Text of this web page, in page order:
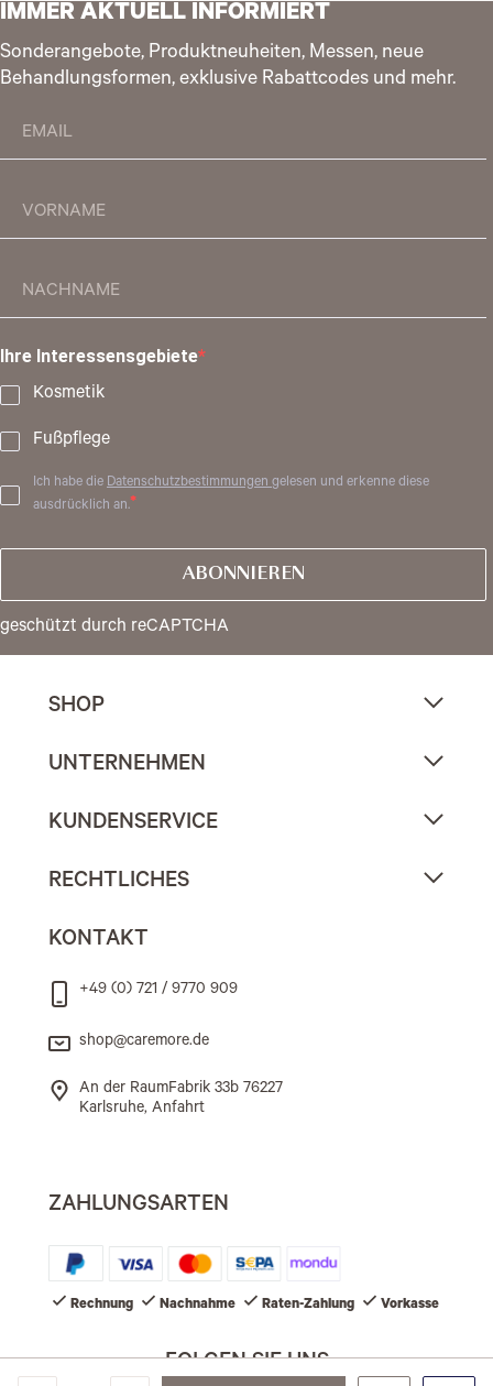
IMMER AKTUELL INFORMIERT
Sonderangebote, Produktneuheiten, Messen, neue
Behandlungsformen, exklusive Rabattcodes und mehr.
Ihre Interessensgebiete
Kosmetik
Fußpflege
Ich habe die Datenschutzbestimmungengelesen und erkenne diese
ausdrücklich an.
ABONNIEREN
geschützt durch reCAPTCHA
SHOP
UNTERNEHMEN
KUNDENSERVICE
RECHTLICHES
KONTAKT
+49 (0) 721 / 9770 909
shop@caremore.de
An der RaumFabrik 33b 76227
Karlsruhe, Anfahrt
ZAHLUNGSARTEN
Rechnung Nachnahme Raten-Zahlung Vorkasse
FOLGEN SIE UNS